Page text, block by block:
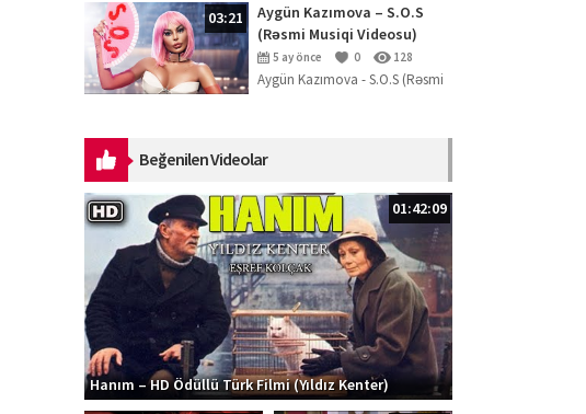
03:21
Aygün Kazımova – S.O.S
(Rəsmi Musiqi Videosu)
5 ay önce 0 128
Aygün Kazımova - S.O.S (Rəsmi
Kazım Can ...
Beğenilen Videolar
01:42:09
Hanım – HD Ödüllü Türk Filmi (Yıldız Kenter)